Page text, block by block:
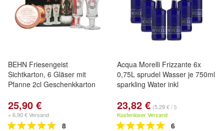
BEHN Friesengeist
Sichtkarton, 6 Gläser mit
Pfanne 2cl Geschenkkarton
25,90 €
+ 6,90 € Versand
8
Acqua Morelli Frizzante 6x
0,75L sprudel Wasser je 750ml
sparkling Water inkl
23,82 € (5,29 € / l)
Kostenloser Versand
6